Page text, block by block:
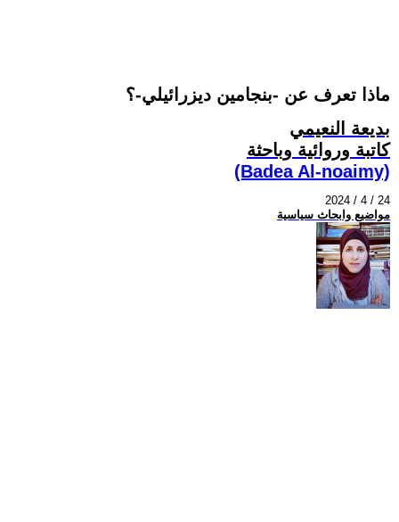
ماذا تعرف عن -بنجامين ديزرائيلي-؟
بديعة النعيمي
كاتبة وروائية وباحثة
(Badea Al-noaimy)
2024 / 4 / 24
مواضيع وابحاث سياسية